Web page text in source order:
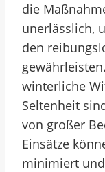
die
unerlässlich,
den
winterliche
Seltenheit
von großer
Einsätze
minimiert